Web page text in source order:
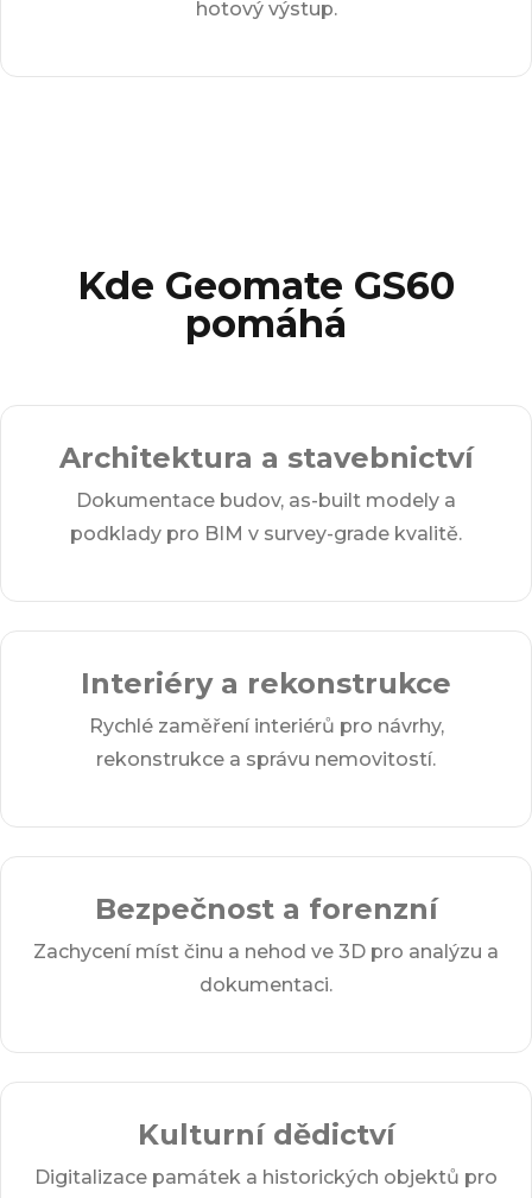
hotový výstup.
Kde Geomate GS60
pomáhá
Architektura a stavebnictví
Dokumentace budov, as-built modely a
podklady pro BIM v survey-grade kvalitě.
Interiéry a rekonstrukce
Rychlé zaměření interiérů pro návrhy,
rekonstrukce a správu nemovitostí.
Bezpečnost a forenzní
Zachycení míst činu a nehod ve 3D pro analýzu a
dokumentaci.
Kulturní dědictví
Digitalizace památek a historických objektů pro